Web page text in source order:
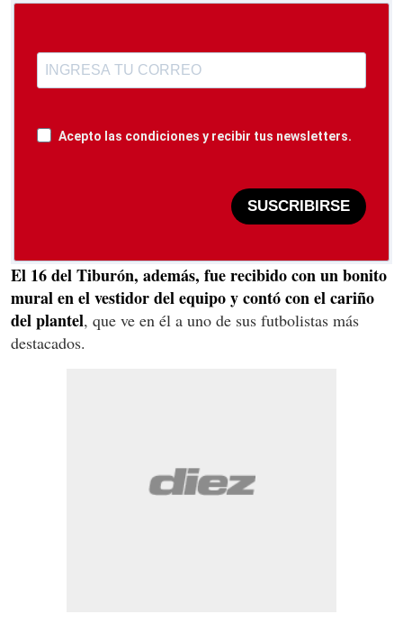
Acepto las condiciones y recibir tus newsletters.
SUSCRIBIRSE
El 16 del Tiburón, además, fue recibido con un bonito
mural en el vestidor del equipo y contó con el cariño
del plantel, que ve en él a uno de sus futbolistas más
destacados.